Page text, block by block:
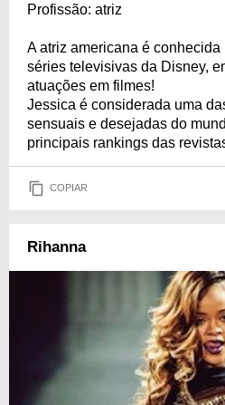
Profissão: atriz
A atriz americana é
séries televisivas da Disney,
atuações em filmes!
Jessica é considerada uma
sensuais e desejadas do
principais rankings das
COPIAR
Rihanna